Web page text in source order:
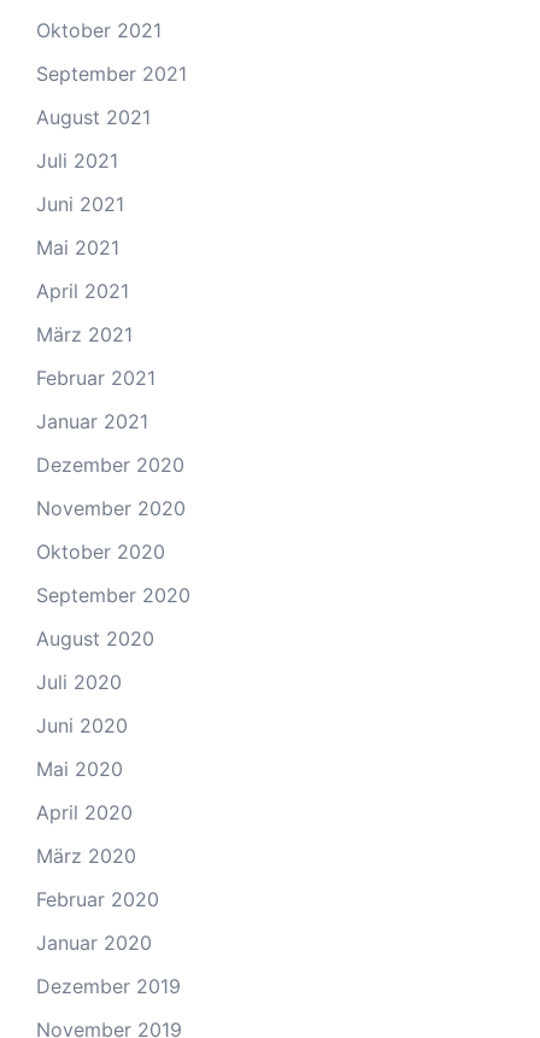
Oktober 2021
September 2021
August 2021
Juli 2021
Juni 2021
Mai 2021
April 2021
März 2021
Februar 2021
Januar 2021
Dezember 2020
November 2020
Oktober 2020
September 2020
August 2020
Juli 2020
Juni 2020
Mai 2020
April 2020
März 2020
Februar 2020
Januar 2020
Dezember 2019
November 2019